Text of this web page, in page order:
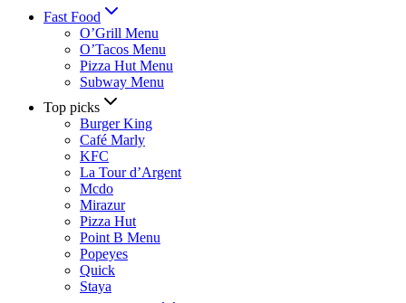
Fast Food
O’Grill Menu
O’Tacos Menu
Pizza Hut Menu
Subway Menu
Top picks
Burger King
Café Marly
KFC
La Tour d’Argent
Mcdo
Mirazur
Pizza Hut
Point B Menu
Popeyes
Quick
Staya